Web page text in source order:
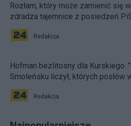
Rozłam, który może zamienić się
zdradza tajemnice z posiedzeń
Redakcja
Hofman bezlitosny dla Kurskiego.
Smoleńsku liczył, których posłów
Redakcja